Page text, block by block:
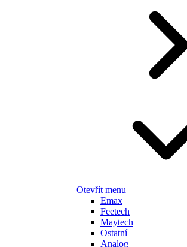
Otevřít menu
Emax
Feetech
Maytech
Ostatní
Analog